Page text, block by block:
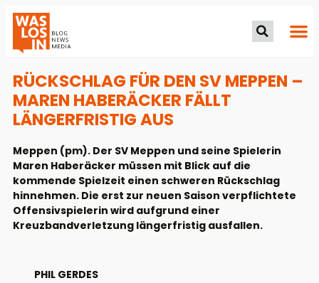
RÜCKSCHLAG FÜR DEN SV MEPPEN –
MAREN HABERÄCKER FÄLLT
LÄNGERFRISTIG AUS
Meppen (pm). Der SV Meppen und seine Spielerin
Maren Haberäcker müssen mit Blick auf die
kommende Spielzeit einen schweren Rückschlag
hinnehmen. Die erst zur neuen Saison verpflichtete
Offensivspielerin wird aufgrund einer
Kreuzbandverletzung längerfristig ausfallen.
PHIL GERDES